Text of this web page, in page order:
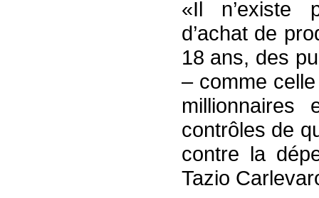
«Il n’existe
d’achat de
18 ans, des
– comme
contrôles de
contre la
Tazio